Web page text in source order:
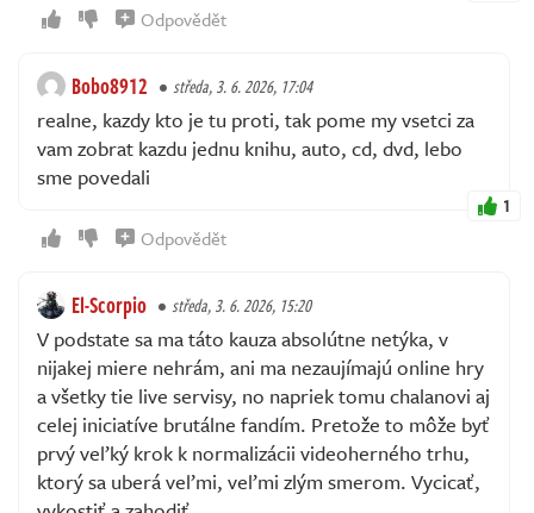
Odpovědět
Bobo8912 středa, 3. 6. 2026, 17:04
realne, kazdy kto je tu proti, tak pome my vsetci za
vam zobrat kazdu jednu knihu, auto, cd, dvd, lebo
sme povedali
1
Odpovědět
El-Scorpio středa, 3. 6. 2026, 15:20
V podstate sa ma táto kauza absolútne netýka, v
nijakej miere nehrám, ani ma nezaujímajú online hry
a všetky tie live servisy, no napriek tomu chalanovi aj
celej iniciatíve brutálne fandím. Pretože to môže byť
prvý veľký krok k normalizácii videoherného trhu,
ktorý sa uberá veľmi, veľmi zlým smerom. Vycicať,